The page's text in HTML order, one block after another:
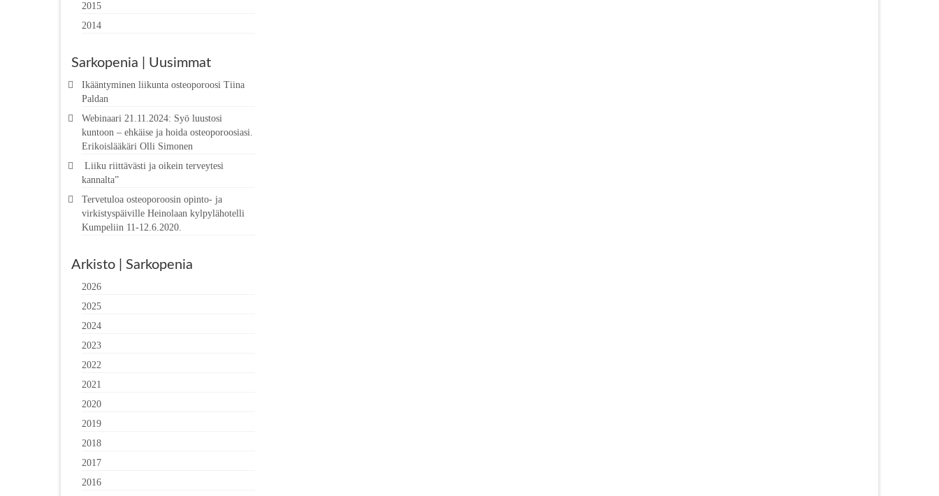
2015
2014
Sarkopenia | Uusimmat
Ikääntyminen liikunta osteoporoosi Tiina
Paldan
Webinaari 21.11.2024: Syö luustosi
kuntoon – ehkäise ja hoida osteoporoosiasi.
Erikoislääkäri Olli Simonen
Liiku riittävästi ja oikein terveytesi
kannalta”
Tervetuloa osteoporoosin opinto- ja
virkistyspäiville Heinolaan kylpylähotelli
Kumpeliin 11-12.6.2020.
Arkisto | Sarkopenia
2026
2025
2024
2023
2022
2021
2020
2019
2018
2017
2016